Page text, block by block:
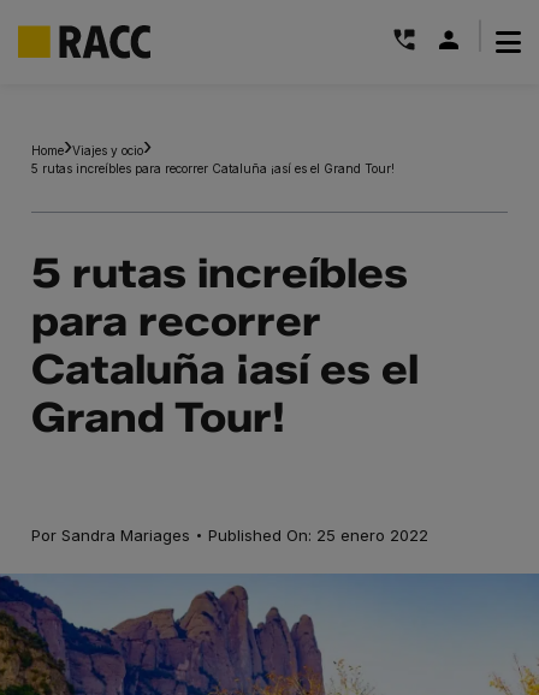
contenido
Home Viajes y ocio
5 rutas increíbles para recorrer Cataluña ¡así es el Grand Tour!
5 rutas increíbles
para recorrer
Cataluña ¡así es el
Grand Tour!
Por Sandra Mariages · Published On: 25 enero 2022